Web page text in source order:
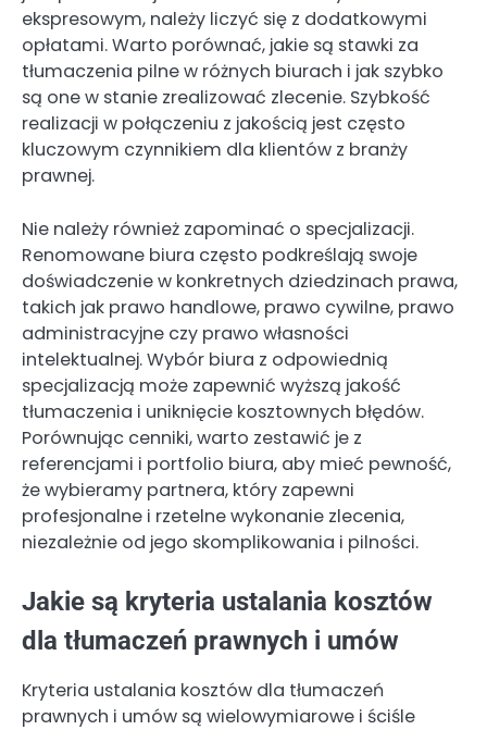
ekspresowym, należy liczyć się z dodatkowymi
opłatami. Warto porównać, jakie są stawki za
tłumaczenia pilne w różnych biurach i jak szybko
są one w stanie zrealizować zlecenie. Szybkość
realizacji w połączeniu z jakością jest często
kluczowym czynnikiem dla klientów z branży
prawnej.
Nie należy również zapominać o specjalizacji.
Renomowane biura często podkreślają swoje
doświadczenie w konkretnych dziedzinach prawa,
takich jak prawo handlowe, prawo cywilne, prawo
administracyjne czy prawo własności
intelektualnej. Wybór biura z odpowiednią
specjalizacją może zapewnić wyższą jakość
tłumaczenia i uniknięcie kosztownych błędów.
Porównując cenniki, warto zestawić je z
referencjami i portfolio biura, aby mieć pewność,
że wybieramy partnera, który zapewni
profesjonalne i rzetelne wykonanie zlecenia,
niezależnie od jego skomplikowania i pilności.
Jakie są kryteria ustalania kosztów
dla tłumaczeń prawnych i umów
Kryteria ustalania kosztów dla tłumaczeń
prawnych i umów są wielowymiarowe i ściśle